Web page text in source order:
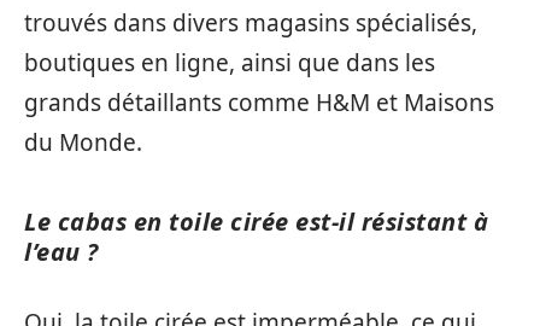
trouvés dans divers magasins spécialisés,
boutiques en ligne, ainsi que dans les
grands détaillants comme H&M et Maisons
du Monde.
Le cabas en toile cirée est-il résistant à
l’eau ?